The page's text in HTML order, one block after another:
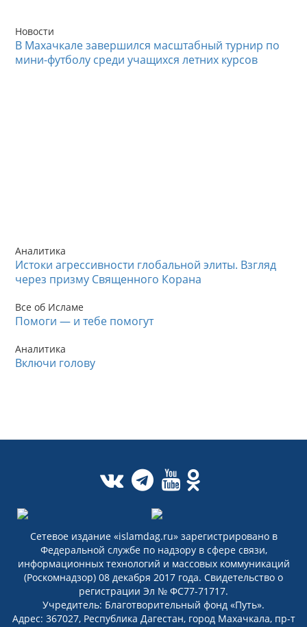
Новости
В Махачкале завершился масштабный турнир по
мини-футболу среди учащихся летних курсов
Аналитика
Истоки агрессивности глобальной элиты. Взгляд
через призму Священного Корана
Все об Исламе
Помоги — и тебе помогут
Аналитика
Включи голову
Сетевое издание «islamdag.ru» зарегистрировано в
Федеральной службе по надзору в сфере связи,
информационных технологий и массовых коммуникаций
(Роскомнадзор) 08 декабря 2017 года. Свидетельство о
регистрации Эл № ФС77-71717.
Учредитель: Благотворительный фонд «Путь».
Адрес: 367027, Республика Дагестан, город Махачкала, пр-т